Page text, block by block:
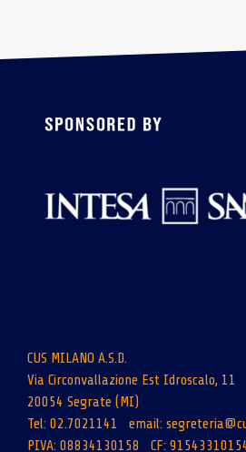
CUS MILANO A.S.D.
Via Circonvallazione Est Idroscalo, 11
20054 Segrate (MI)
Tel: 02.7021141 email:
PIVA: 08834130158 CF: